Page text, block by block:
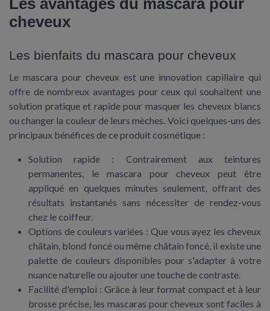
Les avantages du mascara pour
cheveux
Les bienfaits du mascara pour cheveux
Le mascara pour cheveux est une innovation capillaire qui
offre de nombreux avantages pour ceux qui souhaitent une
solution pratique et rapide pour masquer les cheveux blancs
ou changer la couleur de leurs mèches. Voici quelques-uns des
principaux bénéfices de ce produit cosmétique :
Solution rapide : Contrairement aux teintures
permanentes, le mascara pour cheveux peut être
appliqué en quelques minutes seulement, offrant des
résultats instantanés sans nécessiter de rendez-vous
chez le coiffeur.
Options de couleurs variées : Que vous ayez les cheveux
châtain, blond foncé ou même châtain foncé, il existe une
palette de couleurs disponibles pour s'adapter à votre
nuance naturelle ou ajouter une touche de contraste.
Facilité d'emploi : Grâce à leur format compact et à leur
brosse précise, les mascaras pour cheveux sont faciles à